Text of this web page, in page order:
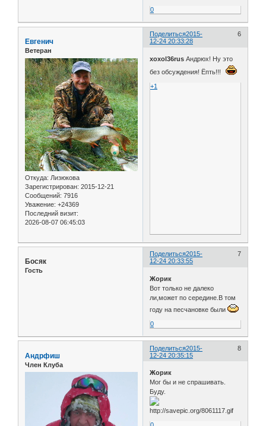
0
Поделиться 6
2015-
12-24 20:33:28
Евгенич
Ветеран
Откуда: Лизюкова
Зарегистрирован: 2015-12-21
Сообщений: 7916
Уважение: +24369
Последний визит:
2026-08-07 06:45:03
xoxol36rus Андрюх! Ну это
без обсуждения! Ёпть!!!
+1
Поделиться 7
2015-
12-24 20:33:55
Босяк
Гость
Жорик
Вот только не далеко
ли,может по середине.В том
году на песчановке были
0
Поделиться 8
2015-
12-24 20:35:15
Андрфиш
Член Клуба
Жорик
Мог бы и не спрашивать.
Буду.